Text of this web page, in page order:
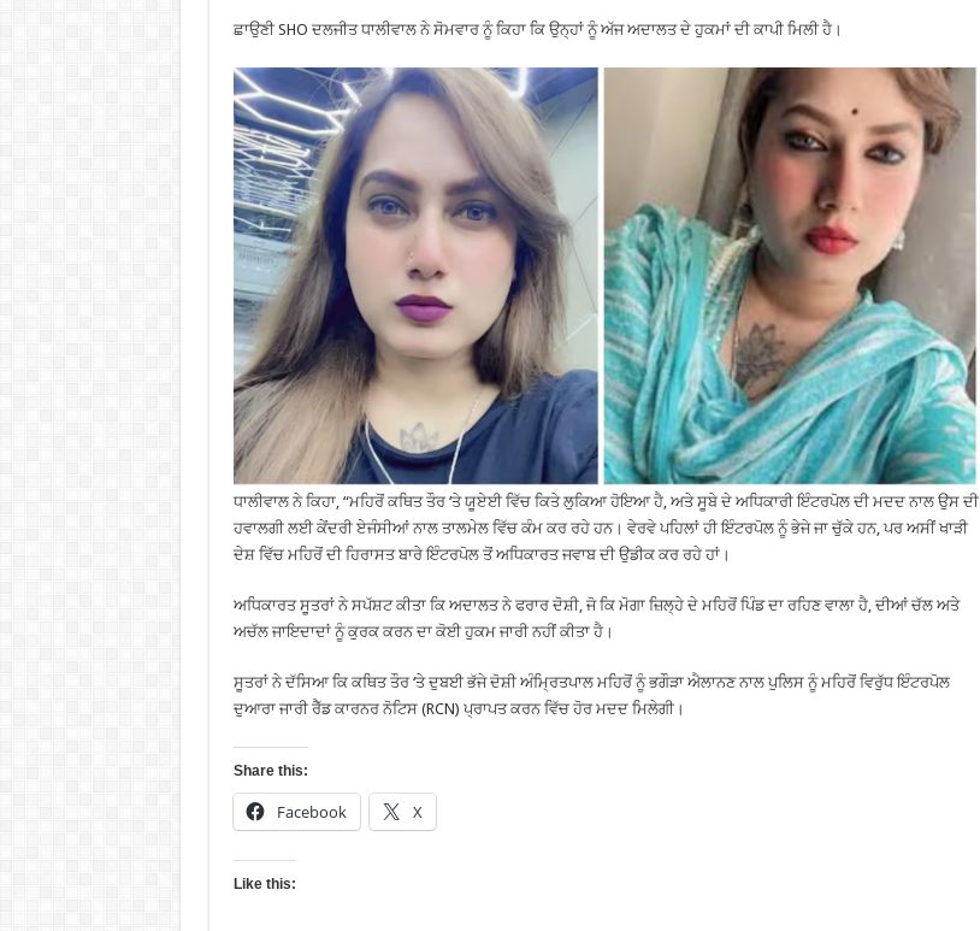
ਛਾਉਣੀ SHO ਦਲਜੀਤ ਧਾਲੀਵਾਲ ਨੇ ਸੋਮਵਾਰ ਨੂੰ ਕਿਹਾ ਕਿ ਉਨ੍ਹਾਂ ਨੂੰ ਅੱਜ ਅਦਾਲਤ ਦੇ ਹੁਕਮਾਂ ਦੀ ਕਾਪੀ ਮਿਲੀ ਹੈ।
ਧਾਲੀਵਾਲ ਨੇ ਕਿਹਾ, “ਮਹਿਰੋਂ ਕਥਿਤ ਤੌਰ ‘ਤੇ ਯੂਏਈ ਵਿੱਚ ਕਿਤੇ ਲੁਕਿਆ ਹੋਇਆ ਹੈ, ਅਤੇ ਸੂਬੇ ਦੇ ਅਧਿਕਾਰੀ ਇੰਟਰਪੋਲ ਦੀ ਮਦਦ ਨਾਲ ਉਸ ਦੀ
ਹਵਾਲਗੀ ਲਈ ਕੇਂਦਰੀ ਏਜੰਸੀਆਂ ਨਾਲ ਤਾਲਮੇਲ ਵਿੱਚ ਕੰਮ ਕਰ ਰਹੇ ਹਨ। ਵੇਰਵੇ ਪਹਿਲਾਂ ਹੀ ਇੰਟਰਪੋਲ ਨੂੰ ਭੇਜੇ ਜਾ ਚੁੱਕੇ ਹਨ, ਪਰ ਅਸੀਂ ਖਾੜੀ
ਦੇਸ਼ ਵਿੱਚ ਮਹਿਰੋਂ ਦੀ ਹਿਰਾਸਤ ਬਾਰੇ ਇੰਟਰਪੋਲ ਤੋਂ ਅਧਿਕਾਰਤ ਜਵਾਬ ਦੀ ਉਡੀਕ ਕਰ ਰਹੇ ਹਾਂ।
ਅਧਿਕਾਰਤ ਸੂਤਰਾਂ ਨੇ ਸਪੱਸ਼ਟ ਕੀਤਾ ਕਿ ਅਦਾਲਤ ਨੇ ਫਰਾਰ ਦੋਸ਼ੀ, ਜੋ ਕਿ ਮੋਗਾ ਜ਼ਿਲ੍ਹੇ ਦੇ ਮਹਿਰੋਂ ਪਿੰਡ ਦਾ ਰਹਿਣ ਵਾਲਾ ਹੈ, ਦੀਆਂ ਚੱਲ ਅਤੇ
ਅਚੱਲ ਜਾਇਦਾਦਾਂ ਨੂੰ ਕੁਰਕ ਕਰਨ ਦਾ ਕੋਈ ਹੁਕਮ ਜਾਰੀ ਨਹੀਂ ਕੀਤਾ ਹੈ।
ਸੂਤਰਾਂ ਨੇ ਦੱਸਿਆ ਕਿ ਕਥਿਤ ਤੌਰ ‘ਤੇ ਦੁਬਈ ਭੱਜੇ ਦੋਸ਼ੀ ਅੰਮ੍ਰਿਤਪਾਲ ਮਹਿਰੋਂ ਨੂੰ ਭਗੌੜਾ ਐਲਾਨਣ ਨਾਲ ਪੁਲਿਸ ਨੂੰ ਮਹਿਰੋਂ ਵਿਰੁੱਧ ਇੰਟਰਪੋਲ
ਦੁਆਰਾ ਜਾਰੀ ਰੈੱਡ ਕਾਰਨਰ ਨੋਟਿਸ (RCN) ਪ੍ਰਾਪਤ ਕਰਨ ਵਿੱਚ ਹੋਰ ਮਦਦ ਮਿਲੇਗੀ।
Share this:
Facebook X
Like this: